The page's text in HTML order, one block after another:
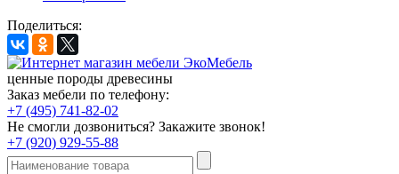
Поделиться:
ценные породы древесины
Заказ мебели по телефону:
+7 (495) 741-82-02
Не смогли дозвониться? Закажите звонок!
+7 (920) 929-55-88